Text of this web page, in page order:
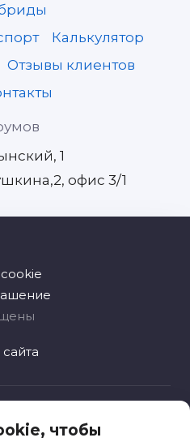
1
офис 3/1
Калькулятор
Отзывы клиентов
06.11.2020
чтобы